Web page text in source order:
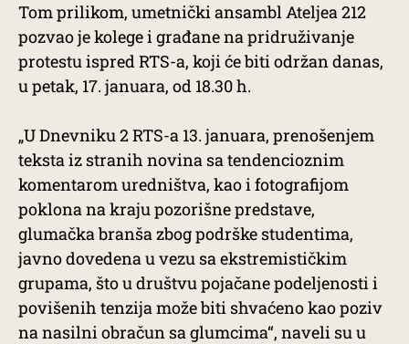
Tom prilikom, umetnički ansambl Ateljea 212
pozvao je kolege i građane na pridruživanje
protestu ispred RTS-a, koji će biti održan danas,
u petak, 17. januara, od 18.30 h.
„U Dnevniku 2 RTS-a 13. januara, prenošenjem
teksta iz stranih novina sa tendencioznim
komentarom uredništva, kao i fotografijom
poklona na kraju pozorišne predstave,
glumačka branša zbog podrške studentima,
javno dovedena u vezu sa ekstremističkim
grupama, što u društvu pojačane podeljenosti i
povišenih tenzija može biti shvaćeno kao poziv
na nasilni obračun sa glumcima“, naveli su u